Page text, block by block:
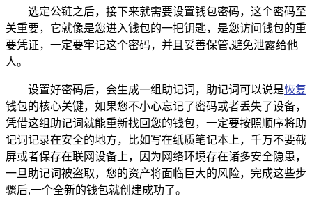
选定公链之后，接下来就需要设置钱包密码，这个密码至
关重要，它就像是您进入钱包的一把钥匙，是您访问钱包的重
要凭证，一定要牢记这个密码，并且妥善保管,避免泄露给他
人。
设置好密码后，会生成一组助记词，助记词可以说是恢复
钱包的核心关键，如果您不小心忘记了密码或者丢失了设备，
凭借这组助记词就能重新找回您的钱包，一定要按照顺序将助
记词记录在安全的地方，比如写在纸质笔记本上，千万不要截
屏或者保存在联网设备上，因为网络环境存在诸多安全隐患，
一旦助记词被盗取，您的资产将面临巨大的风险，完成这些步
骤后,一个全新的钱包就创建成功了。